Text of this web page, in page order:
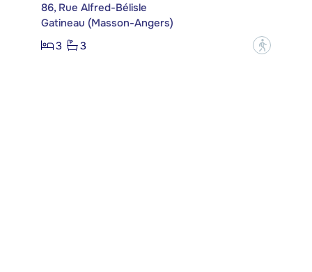
86, Rue Alfred-Bélisle
Gatineau (Masson-Angers)
3
3 ?